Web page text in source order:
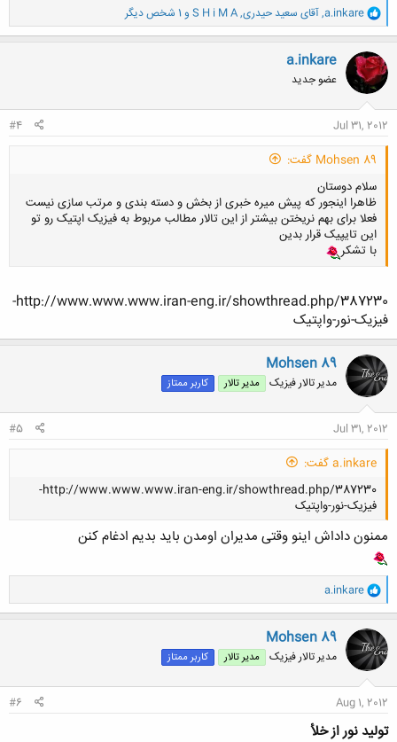
و
ا
ک
ن
ش
ه
ا
a.inkare
,آقای سعید حیدری,
S H i M A و 1 شخص دیگر
a.inkare
عضو جدید
Jul 31, 2012
#4
Mohsen 89 گفت:
سلام دوستان
ظاهرا اینجور که پیش میره خبری از بخش و دسته بندی و مرتب سازی نیست
فعلا برای بهم نریختن بیشتر از این تالار مطالب مربوط به فیزیک اپتیک رو تو
این تایپیک قرار بدین
با تشکر
http://www.www.www.iran-eng.ir/showthread.php/387230-
فیزیک-نور-واپتیک
Mohsen 89
مدیر تالار فیزیک مدیر تالار کاربر ممتاز
Jul 31, 2012
#5
a.inkare گفت:
http://www.www.www.iran-eng.ir/showthread.php/387230-
فیزیک-نور-واپتیک
کلیک کنید تا باز شود...
ممنون داداش اینو وقتی مدیران اومدن باید بدیم ادغام کنن
و
ا
ک
ن
ش
ه
ا
a.inkare
Mohsen 89
مدیر تالار فیزیک مدیر تالار کاربر ممتاز
Aug 1, 2012
#6
تولید نور از خلأ